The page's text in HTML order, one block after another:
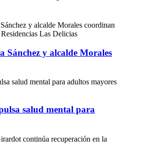
Sánchez y alcalde Morales
salud mental para